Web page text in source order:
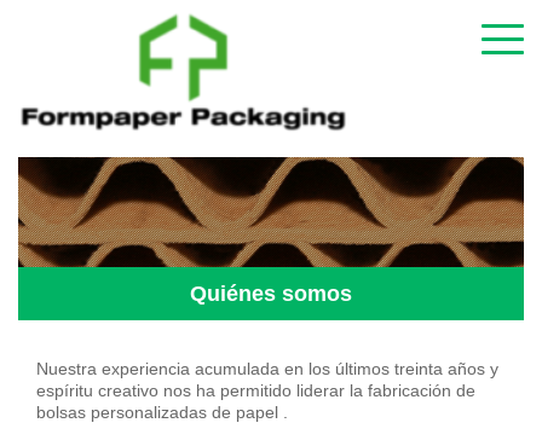
Quiénes somos
Nuestra experiencia acumulada en los últimos treinta años y
espíritu creativo nos ha permitido liderar la fabricación de
bolsas personalizadas de papel .